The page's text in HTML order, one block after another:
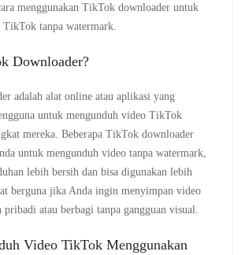
menggunakan TikTok downloader untuk
tanpa watermark.
Downloader?
adalah alat online atau aplikasi yang
untuk mengunduh video TikTok
mereka. Beberapa TikTok downloader
untuk mengunduh video tanpa watermark,
lebih bersih dan bisa digunakan lebih
berguna jika Anda ingin menyimpan video
pribadi atau berbagi tanpa gangguan visual.
Video TikTok Menggunakan